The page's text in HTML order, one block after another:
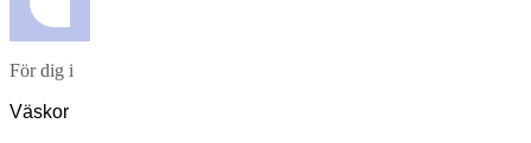
För dig i
Väskor